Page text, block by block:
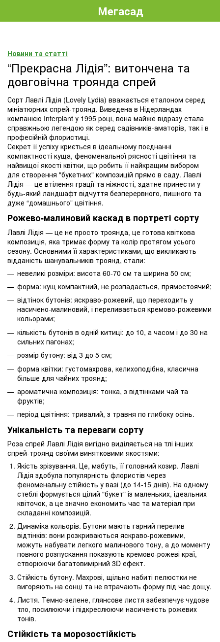
Мегасад
Новини та статті
“Прекрасна Лідія”: витончена та
довговічна троянда спрей
Сорт Лавлі Лідія (Lovely Lydia) вважається еталоном серед
мініатюрних спрей-троянд. Виведена в Нідерландах
компанією Interplant у 1995 році, вона майже відразу стала
справжньою легендою як серед садівників-аматорів, так і в
професійній флористиці.
Секрет її успіху криється в ідеальному поєднанні
компактності куща, феноменальної рясності цвітіння та
найвищої якості квітки, що робить її найкращим вибором
для створення "букетних" композицій прямо в саду. Лавлі
Лідія — це втілення грації та ніжності, здатне принести у
будь-який ландшафт відчуття безперервного, пишного та
дуже “домашнього” цвітіння.
Рожево-малиновий каскад в портреті сорту
Лавлі Лідія — це не просто троянда, це готова квіткова
композиція, яка тримає форму та колір протягом усього
сезону. Основними її характеристиками, що викликають
відданість шанувальників троянд, стали:
невеликі розміри: висота 60-70 см та ширина 50 см;
форма: кущ компактний, не розпадається, прямостоячий;
відтінок бутонів: яскраво-рожевий, що переходить у
насичено-малиновий, і переливається кремово-рожевими
кольорами;
кількість бутонів в одній китиці: до 10, а часом і до 30 на
сильних пагонах;
розмір бутону: від 3 до 5 см;
форма квітки: густомахрова, келихоподібна, класична
більше для чайних троянд;
ароматична композиція: тонка, з відтінками чай та
фруктів;
період цвітіння: тривалий, з травня по глибоку осінь.
Унікальність та переваги сорту
Роза спрей Лавлі Лідія вигідно виділяється на тлі інших
спрей-троянд своїми винятковими якостями:
Якість зрізування. Це, мабуть, її головний козир. Лавлі
Лідія здобула популярність флористів через
феноменальну стійкість у вазі (до 14-15 днів). На одному
стеблі формується цілий "букет" із маленьких, ідеальних
квіточок, а це значно економить час та матеріал при
складанні композицій.
Динаміка кольорів. Бутони мають гарний перелив
відтінків: вони розкриваються яскраво-рожевими,
можуть набувати легкого малинового тону, а до моменту
повного розпускання показують кремово-рожеві краї,
створюючи багатовимірний 3D ефект.
Стійкість бутону. Махрові, щільно набиті пелюстки не
вигоряють на сонці та не втрачають форму під час дощу.
Листя. Темно-зелене, глянсове листя забезпечує чудове
тло, посилюючи і підкреслюючи насиченість рожевих
тонів.
Стійкість та морозостійкість